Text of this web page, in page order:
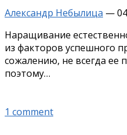
Александр Небылица —
Наращивание
из факторов успешного
сожалению, не всегда ее
поэтому…
1 comment